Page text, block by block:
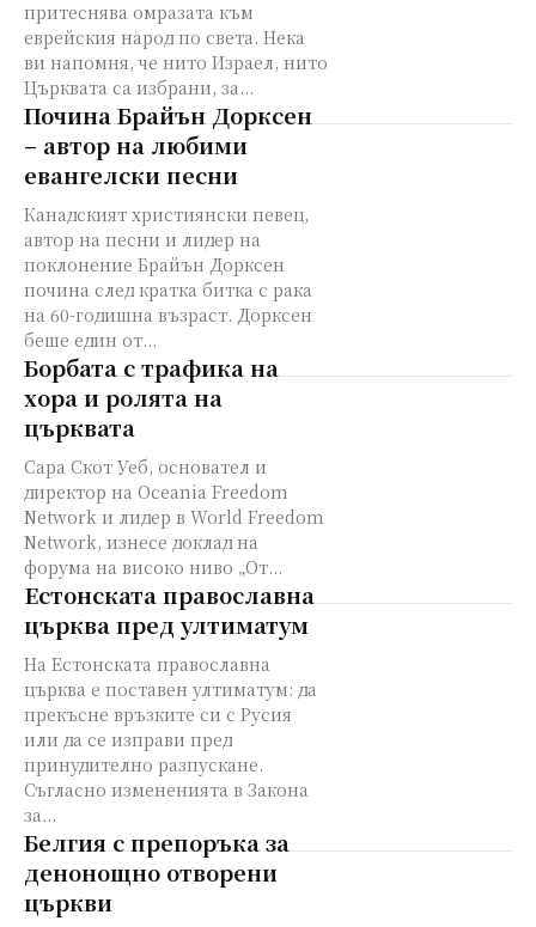
притеснява омразата към
еврейския народ по света. Нека
ви напомня, че нито Израел, нито
Църквата са избрани, за...
Почина Брайън Дорксен
– автор на любими
евангелски песни
Канадският християнски певец,
автор на песни и лидер на
поклонение Брайън Дорксен
почина след кратка битка с рака
на 60-годишна възраст. Дорксен
беше един от...
Борбата с трафика на
хора и ролята на
църквата
Сара Скот Уеб, основател и
директор на Oceania Freedom
Network и лидер в World Freedom
Network, изнесе доклад на
форума на високо ниво „От...
Естонската православна
църква пред ултиматум
На Естонската православна
църква е поставен ултиматум: да
прекъсне връзките си с Русия
или да се изправи пред
принудително разпускане.
Съгласно измененията в Закона
за...
Белгия с препоръка за
денонощно отворени
църкви